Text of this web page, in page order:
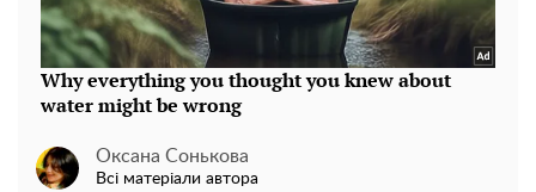
Оксана Сонькова
Всі матеріали автора